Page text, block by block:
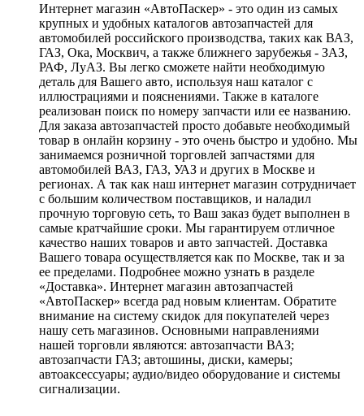
Интернет магазин «АвтоПаскер» - это один из самых
крупных и удобных каталогов автозапчастей для
автомобилей российского производства, таких как ВАЗ,
ГАЗ, Ока, Москвич, а также ближнего зарубежья - ЗАЗ,
РАФ, ЛуАЗ. Вы легко сможете найти необходимую
деталь для Вашего авто, используя наш каталог с
иллюстрациями и пояснениями. Также в каталоге
реализован поиск по номеру запчасти или ее названию.
Для заказа автозапчастей просто добавьте необходимый
товар в онлайн корзину - это очень быстро и удобно. Мы
занимаемся розничной торговлей запчастями для
автомобилей ВАЗ, ГАЗ, УАЗ и других в Москве и
регионах. А так как наш интернет магазин сотрудничает
с большим количеством поставщиков, и наладил
прочную торговую сеть, то Ваш заказ будет выполнен в
самые кратчайшие сроки. Мы гарантируем отличное
качество наших товаров и авто запчастей. Доставка
Вашего товара осуществляется как по Москве, так и за
ее пределами. Подробнее можно узнать в разделе
«Доставка». Интернет магазин автозапчастей
«АвтоПаскер» всегда рад новым клиентам. Обратите
внимание на систему скидок для покупателей через
нашу сеть магазинов. Основными направлениями
нашей торговли являются: автозапчасти ВАЗ;
автозапчасти ГАЗ; автошины, диски, камеры;
автоаксессуары; аудио/видео оборудование и системы
сигнализации.